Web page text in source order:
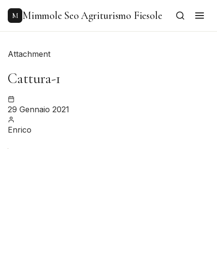
content
M Mimmole Seo Agriturismo Fiesole
Attachment
Cattura-1
29 Gennaio 2021
Enrico